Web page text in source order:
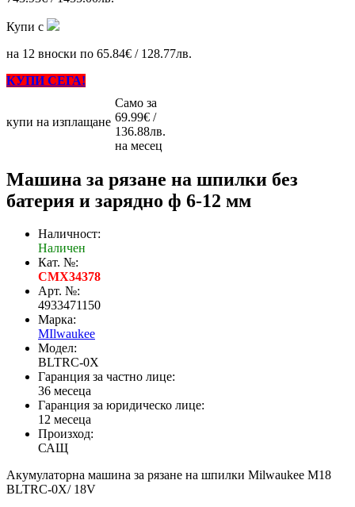
Купи с
на 12 вноски по 65.84€ / 128.77лв.
КУПИ СЕГА!
купи на изплащане
Само за
69.99€ /
136.88лв.
на месец
Машина за рязане на шпилки без
батерия и зарядно ф 6-12 мм
Наличност:
Наличен
Кат. №:
CMX34378
Арт. №:
4933471150
Марка:
MIlwaukee
Модел:
BLTRC-0X
Гаранция за частно лице:
36 месеца
Гаранция за юридическо лице:
12 месеца
Произход:
САЩ
Акумулаторна машина за рязане на шпилки Milwaukee M18
BLTRC-0X/ 18V